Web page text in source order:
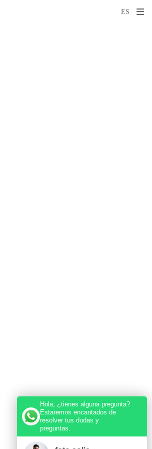
Hola, ¿tienes alguna pregunta?
Estaremos encantados de
resolver tus dudas y
preguntas.